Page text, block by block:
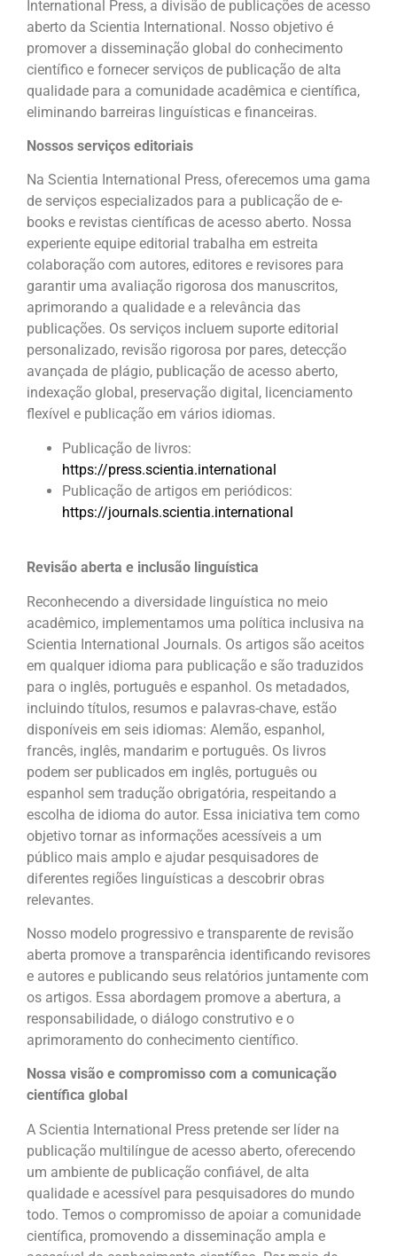
International Press, a divisão de publicações de acesso
aberto da Scientia International. Nosso objetivo é
promover a disseminação global do conhecimento
científico e fornecer serviços de publicação de alta
qualidade para a comunidade acadêmica e científica,
eliminando barreiras linguísticas e financeiras.
Nossos serviços editoriais
Na Scientia International Press, oferecemos uma gama
de serviços especializados para a publicação de e-
books e revistas científicas de acesso aberto. Nossa
experiente equipe editorial trabalha em estreita
colaboração com autores, editores e revisores para
garantir uma avaliação rigorosa dos manuscritos,
aprimorando a qualidade e a relevância das
publicações. Os serviços incluem suporte editorial
personalizado, revisão rigorosa por pares, detecção
avançada de plágio, publicação de acesso aberto,
indexação global, preservação digital, licenciamento
flexível e publicação em vários idiomas.
Publicação de livros:
https://press.scientia.international
Publicação de artigos em periódicos:
https://journals.scientia.international
Revisão aberta e inclusão linguística
Reconhecendo a diversidade linguística no meio
acadêmico, implementamos uma política inclusiva na
Scientia International Journals. Os artigos são aceitos
em qualquer idioma para publicação e são traduzidos
para o inglês, português e espanhol. Os metadados,
incluindo títulos, resumos e palavras-chave, estão
disponíveis em seis idiomas: Alemão, espanhol,
francês, inglês, mandarim e português. Os livros
podem ser publicados em inglês, português ou
espanhol sem tradução obrigatória, respeitando a
escolha de idioma do autor. Essa iniciativa tem como
objetivo tornar as informações acessíveis a um
público mais amplo e ajudar pesquisadores de
diferentes regiões linguísticas a descobrir obras
relevantes.
Nosso modelo progressivo e transparente de revisão
aberta promove a transparência identificando revisores
e autores e publicando seus relatórios juntamente com
os artigos. Essa abordagem promove a abertura, a
responsabilidade, o diálogo construtivo e o
aprimoramento do conhecimento científico.
Nossa visão e compromisso com a comunicação
científica global
A Scientia International Press pretende ser líder na
publicação multilíngue de acesso aberto, oferecendo
um ambiente de publicação confiável, de alta
qualidade e acessível para pesquisadores do mundo
todo. Temos o compromisso de apoiar a comunidade
científica, promovendo a disseminação ampla e